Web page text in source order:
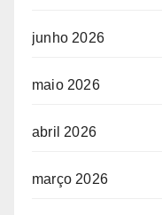
junho 2026
maio 2026
abril 2026
março 2026